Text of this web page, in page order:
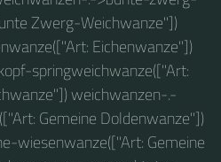
Zwerg-Weichwanze"])
Eichenwanze"])
springweichwanze(["Art:
weichwanzen-.-
Gemeine Doldenwanze"])
wiesenwanze(["Art: Gemeine